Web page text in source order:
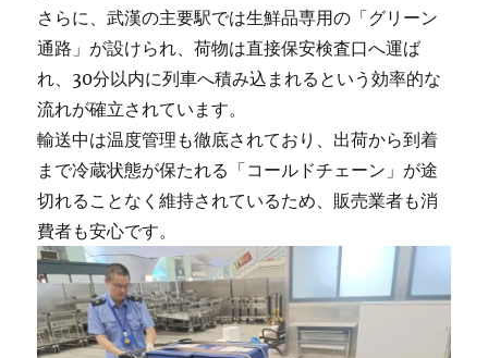
さらに、武漢の主要駅では生鮮品専用の「グリーン
通路」が設けられ、荷物は直接保安検査口へ運ば
れ、30分以内に列車へ積み込まれるという効率的な
流れが確立されています。
輸送中は温度管理も徹底されており、出荷から到着
まで冷蔵状態が保たれる「コールドチェーン」が途
切れることなく維持されているため、販売業者も消
費者も安心です。